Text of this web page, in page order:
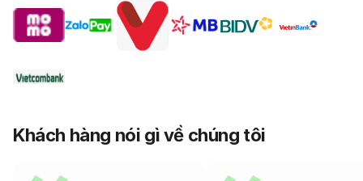
Khách hàng nói gì về chúng tôi